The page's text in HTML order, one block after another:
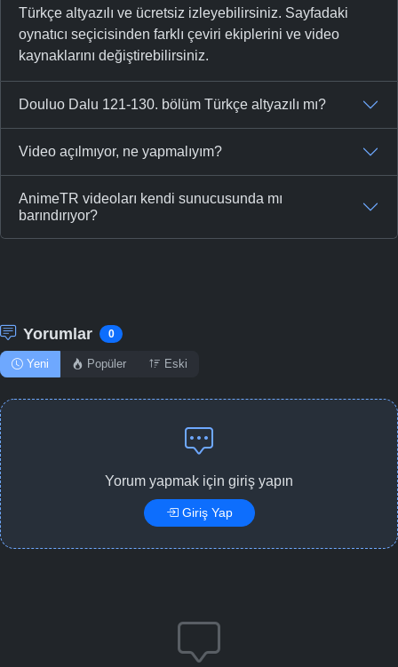
Türkçe altyazılı ve ücretsiz izleyebilirsiniz. Sayfadaki
oynatıcı seçicisinden farklı çeviri ekiplerini ve video
kaynaklarını değiştirebilirsiniz.
Douluo Dalu 121-130. bölüm Türkçe altyazılı mı?
Video açılmıyor, ne yapmalıyım?
AnimeTR videoları kendi sunucusunda mı
barındırıyor?
Yorumlar 0
Yeni Popüler Eski
Yorum yapmak için giriş yapın
Giriş Yap